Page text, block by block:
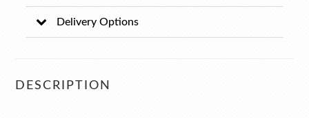
Delivery Options
DESCRIPTION